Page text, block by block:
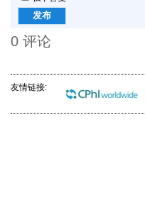
0 评论
友情链接: